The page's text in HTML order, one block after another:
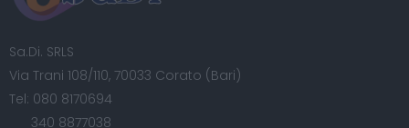
Sa.Di. SRLS
Via Trani 108/110, 70033 Corato (Bari)
Tel: 080 8170694
340 8877038